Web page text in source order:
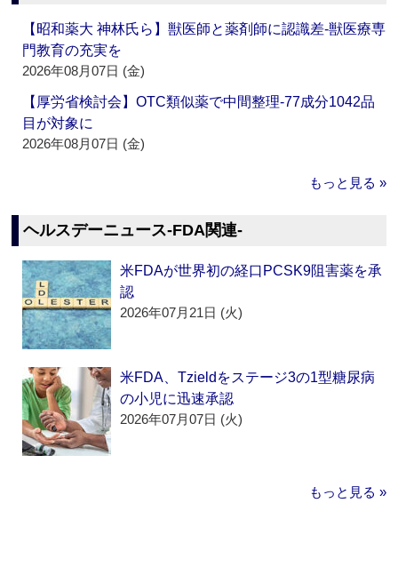
【昭和薬大 神林氏ら】獣医師と薬剤師に認識差‐獣医療専
門教育の充実を
2026年08月07日 (金)
【厚労省検討会】OTC類似薬で中間整理‐77成分1042品
目が対象に
2026年08月07日 (金)
もっと見る »
ヘルスデーニュース‐FDA関連‐
米FDAが世界初の経口PCSK9阻害薬を承
認
2026年07月21日 (火)
米FDA、Tzieldをステージ3の1型糖尿病
の小児に迅速承認
2026年07月07日 (火)
もっと見る »